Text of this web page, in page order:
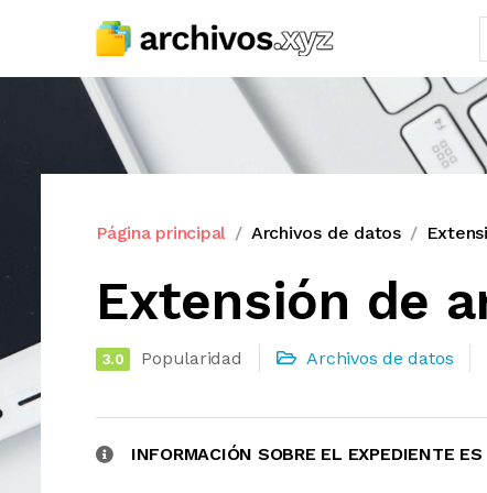
Página principal Archivos de datos
Extensión de
3.0 Popularidad Archivos de datos
INFORMACIÓN SOBRE EL EXPEDIENTE ES